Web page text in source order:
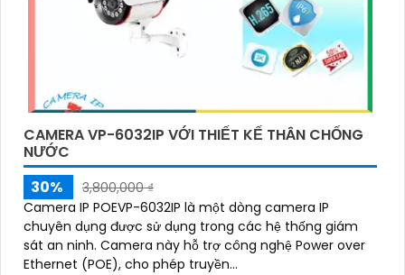
CAMERA VP-6032IP VỚI THIẾT KẾ THÂN CHỐNG
NƯỚC
30%
3,800,000 ₫
Camera IP POEVP-6032IP là một dòng camera IP
chuyên dụng được sử dụng trong các hệ thống giám
sát an ninh. Camera này hỗ trợ công nghệ Power over
Ethernet (POE), cho phép truyền...